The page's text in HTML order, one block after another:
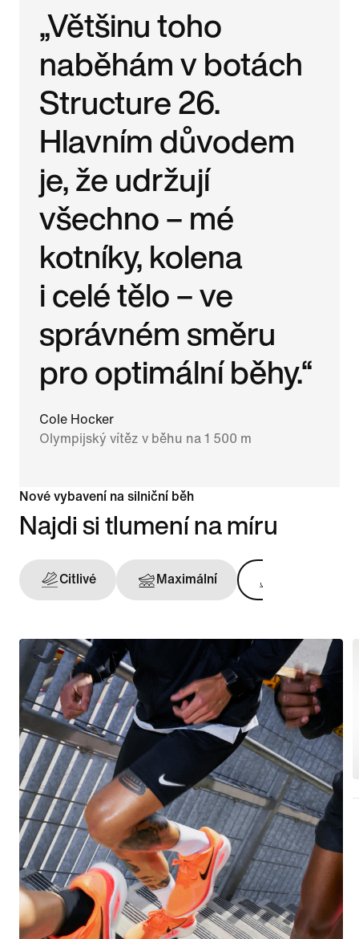
„Většinu toho
naběhám v botách
Structure 26.
Hlavním důvodem
je, že udržují
všechno – mé
kotníky, kolena
i celé tělo – ve
správném směru
pro optimální běhy.“
Cole Hocker
Olympijský vítěz v běhu na 1 500 m
Nové vybavení na silniční běh
Najdi si tlumení na míru
Citlivé Maximální